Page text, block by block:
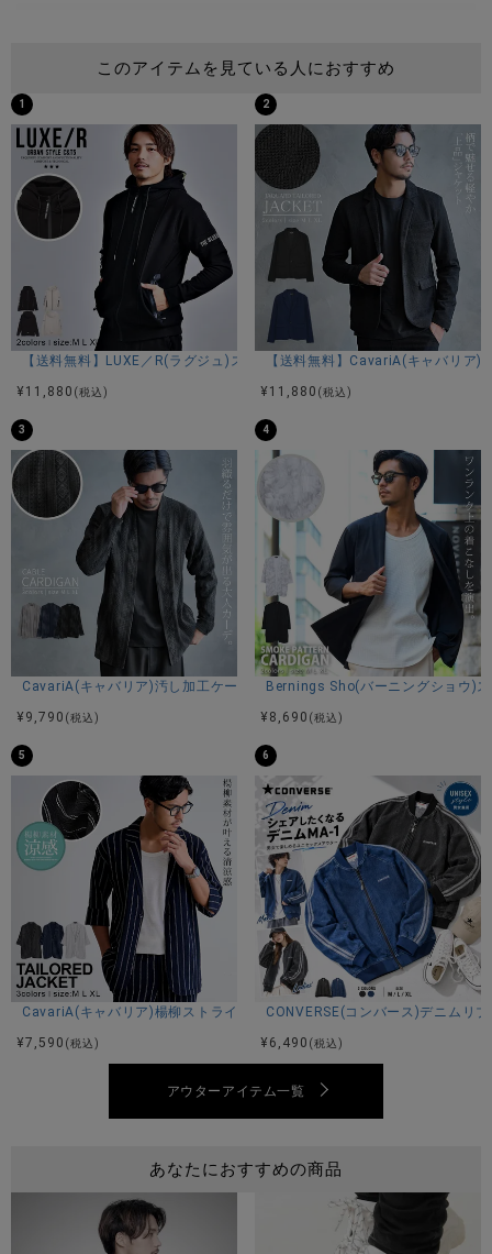
普段着用サイズ：M～L
Lサイズ着用
スタッフC(173cm/60kg)
体型：細身
普段着用サイズ：M
Mサイズ着用
商品説明
BITTER STORE(ビターストア)にBitter select【ビターセレ
た。
スタジャン本来のクラッシックかつストリートな雰囲気をキ
ープしつつ、オーバーサイズで現代のニーズに合った一着で
す。
左胸と背面に入ったサガラ刺繍がアクセントに。
ポリツイル素材を使用しているため、丈夫でシワになりにく
いのが特徴的です。
カジュアル、ストリート、古着テイストなスタイリングがオ
ススメ。
ワイドパンツなどの太めのボトムスと合わせることでストリ
ート感をアップ。
インナーとの組み合わせ次第で、秋から春先までのロングシ
ーズンで着用可能です。
す。
※モデル画像は照明などの影響により実際の商品と異なる場合
がございます。
サイズ(cm)
M：着丈69身幅64肩幅65袖丈59
L：着丈72身幅68肩幅68袖丈60
※平置き計測。
裏地：ポリエステル100%
このアイテムを見ている人におすすめ
1
【送料無料】LUXE／R(ラグジュ)ストレッチ裏フリースジップパーカー/全
¥ 11,880 (税込)
2
【送料無料】CavariA(キャバリア
¥ 11,880 (税込)
3
CavariA(キャバリア)汚し加工ケーブルカーディガン/全3色
¥ 9,790 (税込)
4
Bernings Sho(バーニングショウ)
¥ 8,690 (税込)
5
CavariA(キャバリア)楊柳ストライプ7分袖ジャケット/全3色
¥7,590 (税込)
6
CONVERSE(コンバース)デニムリ
¥ 6,490 (税込)
アウターアイテム一覧
あなたにおすすめの商品